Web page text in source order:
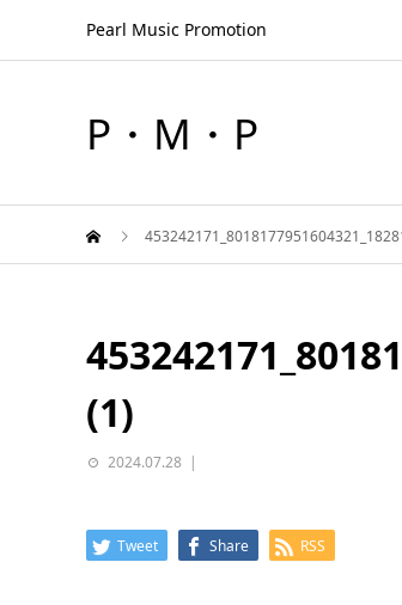
Pearl Music Promotion
P・M・P
(1)
2024.07.28
Tweet Share RSS